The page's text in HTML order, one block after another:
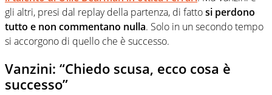
gli altri, presi dal replay della partenza, di fattosi perdono
tutto e non commentano nulla. Solo in un secondo tempo
si accorgono di quello che è successo.
Vanzini: “Chiedo scusa, ecco cosa è
successo”